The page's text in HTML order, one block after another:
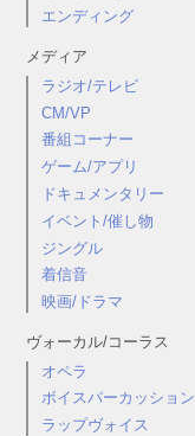
エンディング
メディア
ラジオ/テレビ
CM/VP
番組コーナー
ゲーム/アプリ
ドキュメンタリー
イベント/催し物
ジングル
着信音
映画/ドラマ
ヴォーカル/コーラス
オペラ
ボイスパーカッション
ラップヴォイス